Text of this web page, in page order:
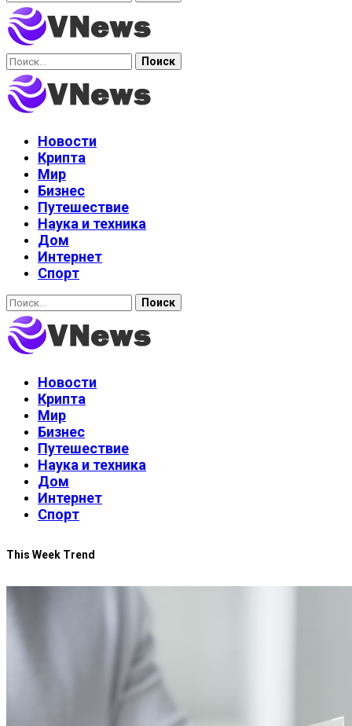
Найти:
Новости
Крипта
Мир
Бизнес
Путешествие
Наука и техника
Дом
Интернет
Спорт
Найти:
Новости
Крипта
Мир
Бизнес
Путешествие
Наука и техника
Дом
Интернет
Спорт
This Week Trend